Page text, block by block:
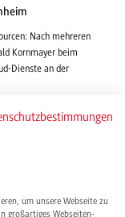
Nach mehreren
Kornmayer beim
Dienste an der
um unsere Webseite zu
großartiges Webseiten-